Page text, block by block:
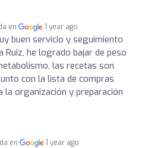
en 1 year ago
buen servicio y seguimiento
he logrado bajar de peso
las recetas son
con la lista de compras
la organización y preparación
en 1 year ago